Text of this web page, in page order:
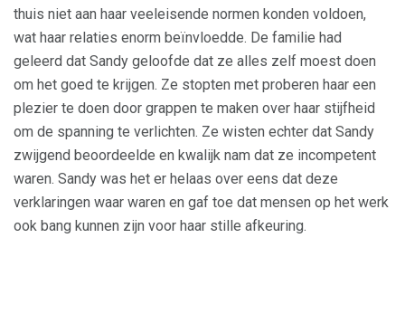
thuis niet aan haar veeleisende normen konden voldoen,
wat haar relaties enorm beïnvloedde. De familie had
geleerd dat Sandy geloofde dat ze alles zelf moest doen
om het goed te krijgen. Ze stopten met proberen haar een
plezier te doen door grappen te maken over haar stijfheid
om de spanning te verlichten. Ze wisten echter dat Sandy
zwijgend beoordeelde en kwalijk nam dat ze incompetent
waren. Sandy was het er helaas over eens dat deze
verklaringen waar waren en gaf toe dat mensen op het werk
ook bang kunnen zijn voor haar stille afkeuring.